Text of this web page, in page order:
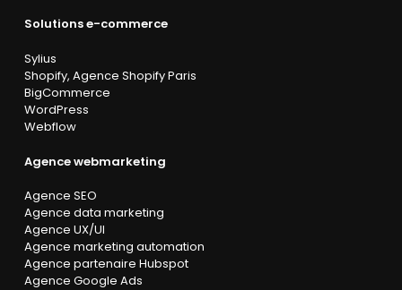
Solutions e-commerce
Sylius
Shopify, Agence Shopify Paris
BigCommerce
WordPress
Webflow
Agence webmarketing
Agence SEO
Agence data marketing
Agence UX/UI
Agence marketing automation
Agence partenaire Hubspot
Agence Google Ads